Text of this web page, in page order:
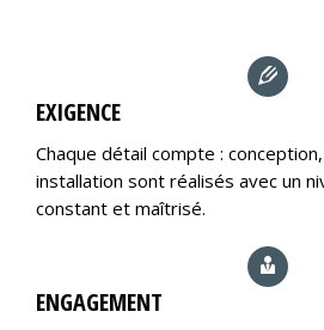
EXIGENCE
Chaque détail compte :
installation sont réalisés avec un
constant et maîtrisé.
ENGAGEMENT